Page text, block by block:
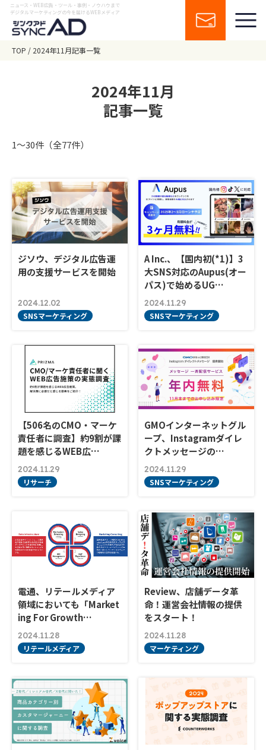
ニュース・WEB広告・ツール・事例・ノウハウまで
デジタルマーケティングの今を届けるWEBメディア
TOP 2024年11月記事一覧
2024年11月
記事一覧
1〜30件（全77件）
ジソウ、デジタル広告運
用の支援サービスを開始
2024.12.02
SNSマーケティング
A Inc.、【国内初(*1)】3
大SNS対応のAupus(オー
パス)で始めるUG…
2024.11.29
SNSマーケティング
【506名のCMO・マーケ
責任者に調査】約9割が課
題を感じるWEB広…
2024.11.29
リサーチ
GMOインターネットグル
ープ、Instagramダイレ
クトメッセージの…
2024.11.29
SNSマーケティング
電通、リテールメディア
領域においても「Market
ing For Growth…
2024.11.28
リテールメディア
Review、店舗データ革
命！運営会社情報の提供
をスタート！
2024.11.28
マーケティング